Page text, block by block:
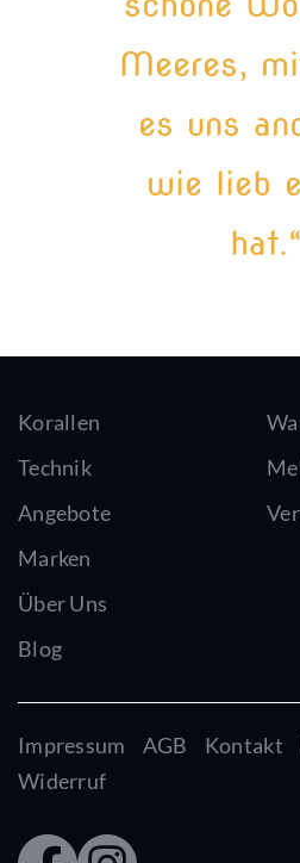
Meeres,
es uns
wie lieb
hat.“
Korallen
Technik
Angebote
Marken
Über Uns
Blog
Impressum AGB Kontakt
Widerruf
FacebInsta